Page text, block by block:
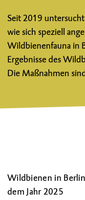
Seit 2019
wie sich speziell
Wildbienenfauna in
Ergebnisse des
Die Maßnahmen
Wildbienen in
dem Jahr 2025